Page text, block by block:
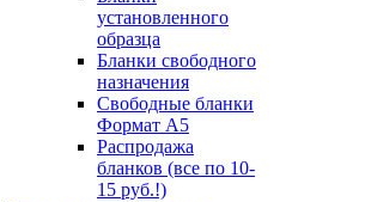
установленного
образца
Бланки свободного
назначения
Свободные бланки
Формат А5
Распродажа
бланков (все по 10-
15 руб.!)